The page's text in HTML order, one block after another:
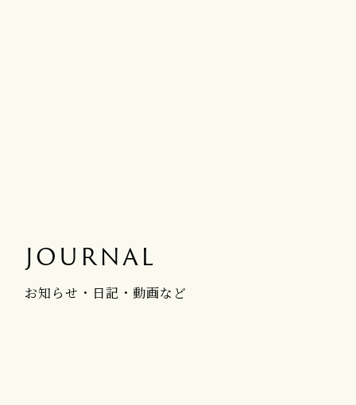
JOURNAL
お知らせ・日記・動画など